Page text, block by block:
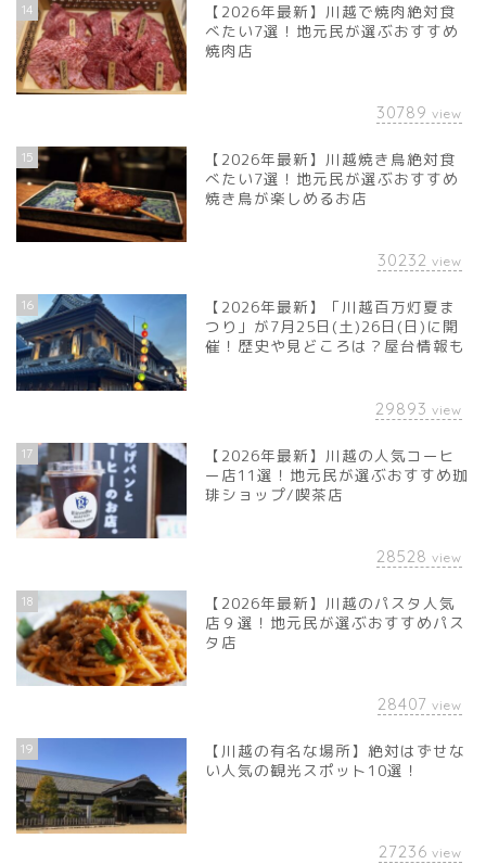
14
【2026年最新】川越で焼肉絶対食
べたい7選！地元民が選ぶおすすめ
焼肉店
30789 view
15
【2026年最新】川越焼き鳥絶対食
べたい7選！地元民が選ぶおすすめ
焼き鳥が楽しめるお店
30232 view
16
【2026年最新】「川越百万灯夏ま
つり」が7月25日(土)26日(日)に開
催！歴史や見どころは？屋台情報も
29893 view
17
【2026年最新】川越の人気コーヒ
ー店11選！地元民が選ぶおすすめ珈
琲ショップ/喫茶店
28528 view
18
【2026年最新】川越のパスタ人気
店９選！地元民が選ぶおすすめパス
タ店
28407 view
19
【川越の有名な場所】絶対はずせな
い人気の観光スポット10選！
27236 view